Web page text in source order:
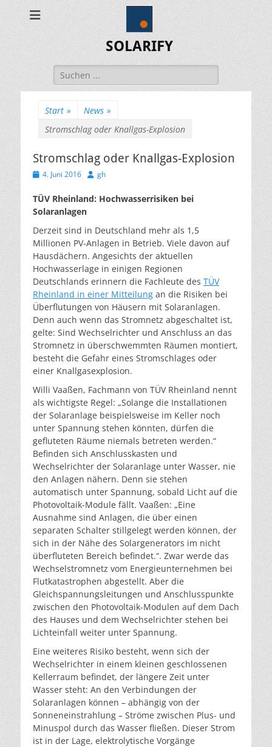
SOLARIFY
Suchen
nach:
Start » News »
Stromschlag oder Knallgas-Explosion
Stromschlag oder Knallgas-Explosion
Veröffentlicht
4. Juni 2016 Autor
gh
TÜV Rheinland: Hochwasserrisiken bei
Solaranlagen
Derzeit sind in Deutschland mehr als 1,5
Millionen PV-Anlagen in Betrieb. Viele davon auf
Hausdächern. Angesichts der aktuellen
Hochwasserlage in einigen Regionen
Deutschlands erinnern die Fachleute des TÜV
Rheinland in einer Mitteilung an die Risiken bei
Überflutungen von Häusern mit Solaranlagen.
Denn auch wenn das Stromnetz abgeschaltet ist,
gelte: Sind Wechselrichter und Anschluss an das
Stromnetz in überschwemmten Räumen montiert,
besteht die Gefahr eines Stromschlages oder
einer Knallgasexplosion.
Willi Vaaßen, Fachmann von TÜV Rheinland nennt
als wichtigste Regel: „Solange die Installationen
der Solaranlage beispielsweise im Keller noch
unter Spannung stehen könnten, dürfen die
gefluteten Räume niemals betreten werden.“
Befinden sich Anschlusskasten und
Wechselrichter der Solaranlage unter Wasser, nie
den Anlagen nähern. Denn sie stehen
automatisch unter Spannung, sobald Licht auf die
Photovoltaik-Module fällt. Vaaßen: „Eine
Ausnahme sind Anlagen, die über einen
separaten Schalter stillgelegt werden können, der
sich in der Nähe des Solargenerators im nicht
überfluteten Bereich befindet.“. Zwar werde das
Wechselstromnetz vom Energieunternehmen bei
Flutkatastrophen abgestellt. Aber die
Gleichspannungsleitungen und Anschlusspunkte
zwischen den Photovoltaik-Modulen auf dem Dach
des Hauses und dem Wechselrichter stehen bei
Lichteinfall weiter unter Spannung.
Eine weiteres Risiko besteht, wenn sich der
Wechselrichter in einem kleinen geschlossenen
Kellerraum befindet, der längere Zeit unter
Wasser steht: An den Verbindungen der
Solaranlagen können – abhängig von der
Sonneneinstrahlung – Ströme zwischen Plus- und
Minuspol durch das Wasser fließen. Dieser Strom
ist in der Lage, elektrolytische Vorgänge